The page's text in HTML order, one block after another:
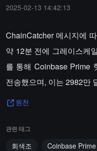
2025-02-13 14:42:13
ChainCatcher 메시지에
약 12분 전에 그레이스케
를 통해 Coinbase Prime
전송했으며, 이는 2982만
원천
관련 태그
회색조 Coinbase Prime